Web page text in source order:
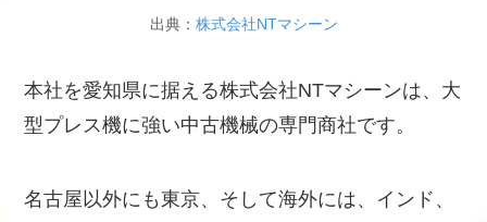
出典： 株式会社NTマシーン
本社を愛知県に据える株式会社NTマシーンは、大
型プレス機に強い中古機械の専門商社です。
名古屋以外にも東京、そして海外には、インド、